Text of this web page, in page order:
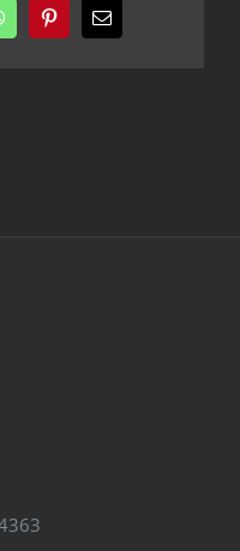
PinterestEmail